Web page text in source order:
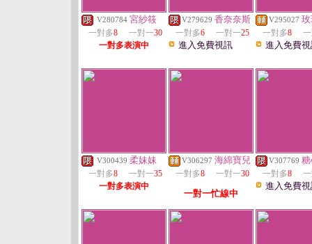
V280784 宮紗筱
一對多8 一對一30
一對多表演中
V279629 香奈奈斯
一對多6 一對一25
進入免費視訊
V295027
一對多8
進入免費
V300439 柔妹妹
一對多8 一對一35
一對多表演中
V306297 海綿寶兒
一對多8 一對一30
一對一忙線中
V307769
一對多8
進入免費